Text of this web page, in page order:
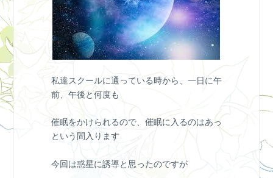
私達スクールに通っている時から、一日に午
前、午後と何度も
催眠をかけられるので、催眠に入るのはあっ
という間入ります
今回は惑星に誘導と思ったのですが